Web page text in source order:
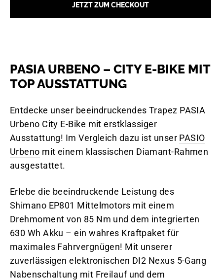
JETZT ZUM CHECKOUT
PASIA URBENO – CITY E-BIKE MIT
TOP AUSSTATTUNG
Entdecke unser beeindruckendes Trapez PASIA
Urbeno City E-Bike mit erstklassiger
Ausstattung! Im Vergleich dazu ist unser PASIO
Urbeno mit einem klassischen Diamant-Rahmen
ausgestattet.
Erlebe die beeindruckende Leistung des
Shimano EP801 Mittelmotors mit einem
Drehmoment von 85 Nm und dem integrierten
630 Wh Akku – ein wahres Kraftpaket für
maximales Fahrvergnügen! Mit unserer
zuverlässigen elektronischen DI2 Nexus 5-Gang
Nabenschaltung mit Freilauf und dem